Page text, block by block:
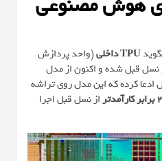
TPU داخلی
(واحد پردازش
نسل قبل شده و اکنون از مدل
ادعا کرده که این مدل روی تراشه
2 برابر کارآمدتر
از نسل قبل اجرا